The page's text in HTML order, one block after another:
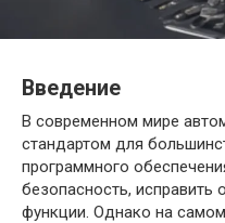
Введение
В современном мире
стандартом для
программного
безопасность,
функции. Однако на